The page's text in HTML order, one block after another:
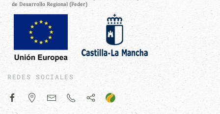
REDES SOCIALES